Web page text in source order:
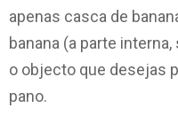
apenas casca de
banana (a parte
o objecto que desejas
pano.